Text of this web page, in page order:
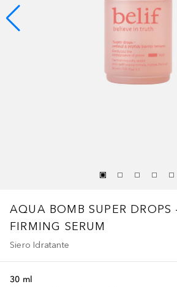
AQUA BOMB SUPER DROPS
FIRMING SERUM
Siero Idratante
30 ml